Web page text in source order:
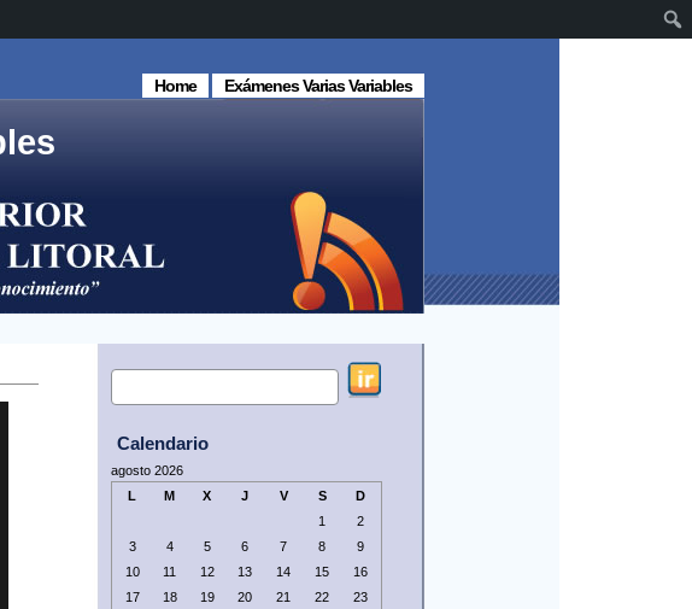
Exámenes Varias Variables
Home
Calendario
agosto 2026
L
M X J V S
D
1
2
3
4 5 6 7 8
9
10
11 12 13 14 15
16
17
18 19 20 21 22
23